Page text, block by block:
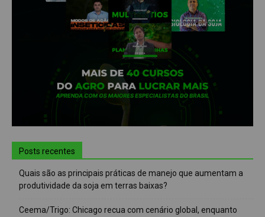
Posts recentes
Quais são as principais práticas de manejo que aumentam a
produtividade da soja em terras baixas?
Ceema/Trigo: Chicago recua com cenário global, enquanto